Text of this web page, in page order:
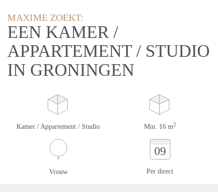
MAXIME ZOEKT:
EEN KAMER /
APPARTEMENT / STUDIO
IN GRONINGEN
Kamer / Appartement / Studio Min. 16 m2
Vrouw
09
Per direct